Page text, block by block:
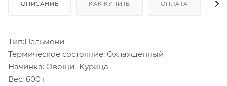
ОПИСАНИЕ КАК КУПИТЬ ОПЛАТА
Тип:Пельмени
Термическое состояние: Охлажденный
Начинка: Овощи, Курица
Вес: 600 г